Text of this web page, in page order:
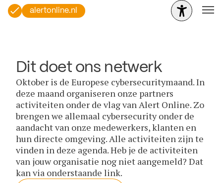
alertonline.nl
Dit doet ons netwerk
Oktober is de Europese cybersecuritymaand. In
deze maand organiseren onze partners
activiteiten onder de vlag van Alert Online. Zo
brengen we allemaal cybersecurity onder de
aandacht van onze medewerkers, klanten en
hun directe omgeving. Alle activiteiten zijn te
vinden in deze agenda. Heb je de activiteiten
van jouw organisatie nog niet aangemeld? Dat
kan via onderstaande link.